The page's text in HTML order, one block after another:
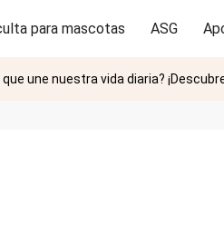
para mascotas ASG
une nuestra vida diaria?